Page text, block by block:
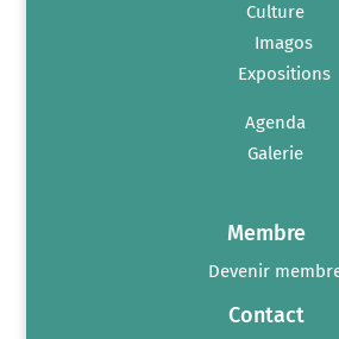
Culture
Imagos
Expositions
Agenda
Galerie
Membre
Devenir
Contact